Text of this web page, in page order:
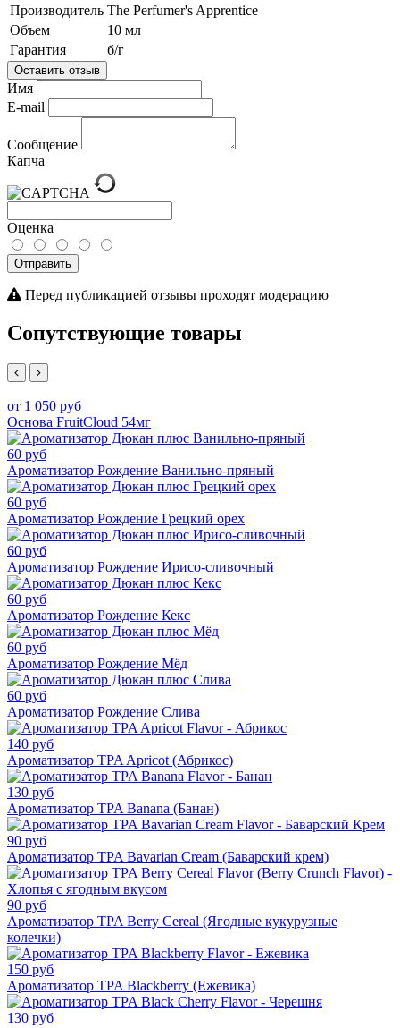
Производитель The Perfumer's Apprentice
Объем
10 мл
Гарантия
б/г
Оставить отзыв
Имя
E-mail
Сообщение
Капча
Оценка
Отправить
Перед публикацией отзывы проходят модерацию
Сопутствующие товары
от 1 050 руб
Основа FruitCloud 54мг
60 руб
Ароматизатор Рождение Ванильно-пряный
60 руб
Ароматизатор Рождение Грецкий орех
60 руб
Ароматизатор Рождение Ирисо-сливочный
60 руб
Ароматизатор Рождение Кекс
60 руб
Ароматизатор Рождение Мёд
60 руб
Ароматизатор Рождение Слива
140 руб
Ароматизатор TPA Apricot (Абрикос)
130 руб
Ароматизатор TPA Banana (Банан)
90 руб
Ароматизатор TPA Bavarian Cream (Баварский крем)
90 руб
Ароматизатор TPA Berry Cereal (Ягодные кукурузные
колечки)
150 руб
Ароматизатор TPA Blackberry (Ежевика)
130 руб